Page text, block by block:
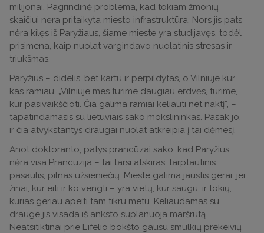
milijonai. Pagrindinė problema, kad tokiam žmonių
skaičiui nėra pritaikyta miesto infrastruktūra. Nors jis pats
nėra kilęs iš Paryžiaus, šiame mieste yra studijavęs, todėl
prisimena, kaip nuolat vargindavo nuolatinis stresas ir
triukšmas.
Paryžius – didelis, bet kartu ir perpildytas, o Vilniuje kur
kas ramiau. „Vilniuje mes turime daugiau erdvės, turime,
kur pasivaikščioti. Čia galima ramiai keliauti net naktį“, –
tapatindamasis su lietuviais sako mokslininkas. Pasak jo,
ir čia atvykstantys draugai nuolat atkreipia į tai dėmesį.
Anot doktoranto, patys prancūzai sako, kad Paryžius
nėra visa Prancūzija – tai tarsi atskiras, tarptautinis
pasaulis, pilnas užsieniečių. Mieste galima jaustis gerai, jei
žinai, kur eiti ir ko vengti – yra vietų, kur saugu, ir tokių,
kurias geriau apeiti tam tikru metu. Keliaudamas su
drauge jis visada iš anksto suplanuoja maršrutą.
Neatsitiktinai prie Eifelio bokšto gausu smulkių prekeivių